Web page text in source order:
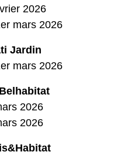
2026
mars 2026
Jardin
mars 2026
2026
2026